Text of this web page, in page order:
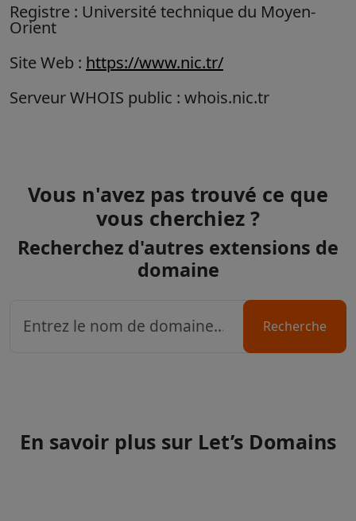
Registre : Université technique du Moyen-
Orient
Site Web : https://www.nic.tr/
Serveur WHOIS public : whois.nic.tr
Vous n'avez pas trouvé ce que
vous cherchiez ?
Recherchez d'autres extensions de
domaine
Recherche